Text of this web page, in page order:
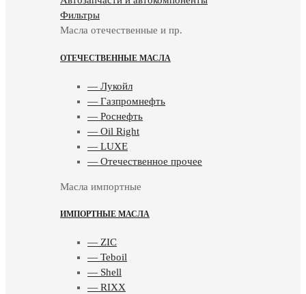
Фильтры
Масла отечественные и пр.
ОТЕЧЕСТВЕННЫЕ МАСЛА
— Лукойл
— Газпромнефть
— Роснефть
— Oil Right
— LUXE
— Отечественное прочее
Масла импортные
ИМПОРТНЫЕ МАСЛА
— ZIC
— Teboil
— Shell
— RIXX